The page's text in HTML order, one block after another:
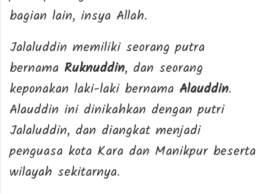
bagian lain, insya Allah.
Jalaluddin memiliki seorang putra
bernama Ruknuddin, dan seorang
keponakan laki-laki bernama Alauddin.
Alauddin ini dinikahkan dengan putri
Jalaluddin, dan diangkat menjadi
penguasa kota Kara dan Manikpur beserta
wilayah sekitarnya.